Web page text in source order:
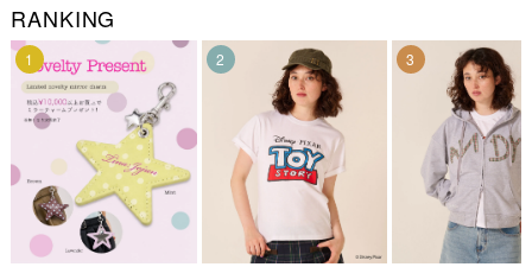
RANKING
1 2 3